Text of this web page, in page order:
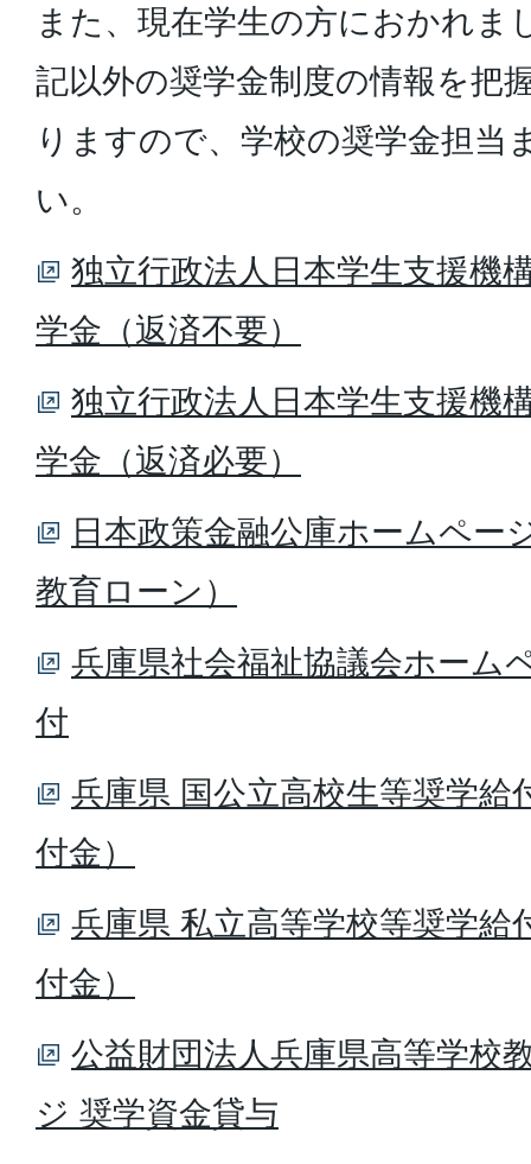
また、現在学生の方におかれま
記以外の奨学金制度の情報を把
りますので、学校の奨学金担当
い。
独立行政法人日本学生支援機
学金（返済不要）
独立行政法人日本学生支援機
学金（返済必要）
日本政策金融公庫ホームペー
教育ローン）
兵庫県社会福祉協議会ホーム
付
兵庫県 国公立高校生等奨学給
付金）
兵庫県 私立高等学校等奨学給
付金）
公益財団法人兵庫県高等学校
ジ 奨学資金貸与